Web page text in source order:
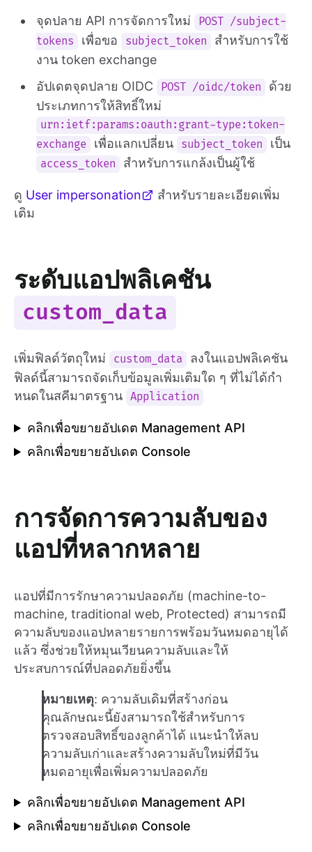
จุดปลาย API การจัดการใหม่
POST /subject-
tokens
เพื่อขอ subject_token
สำหรับการใช้
งาน token exchange
อัปเดตจุดปลาย OIDC
POST /oidc/token
ด้วย
ประเภทการให้สิทธิ์ใหม่
urn:ietf:params:oauth:grant-type:token-
exchange
เพื่อแลกเปลี่ยน subject_token เป็น
access_token สำหรับการแกล้งเป็นผู้ใช้
ดู User impersonation
สำหรับรายละเอียดเพิ่ม
เติม
ระดับแอปพลิเคชัน
custom_data
เพิ่มฟิลด์วัตถุใหม่ custom_data
ลงในแอปพลิเคชัน
ฟิลด์นี้สามารถจัดเก็บข้อมูลเพิ่มเติมใด ๆ ที่ไม่ได้กำ
หนดในสคีมาตรฐาน Application
คลิกเพื่อขยายอัปเดต Management API
คลิกเพื่อขยายอัปเดต Console
การจัดการความลับของ
แอปที่หลากหลาย
แอปที่มีการรักษาความปลอดภัย (machine-to-
machine, traditional web, Protected) สามารถมี
ความลับของแอปหลายรายการพร้อมวันหมดอายุได้
แล้ว ซึ่งช่วยให้หมุนเวียนความลับและให้
ประสบการณ์ที่ปลอดภัยยิ่งขึ้น
หมายเหตุ: ความลับเดิมที่สร้างก่อน
คุณลักษณะนี้ยังสามารถใช้สำหรับการ
ตรวจสอบสิทธิ์ของลูกค้าได้ แนะนำให้ลบ
ความลับเก่าและสร้างความลับใหม่ที่มีวัน
หมดอายุเพื่อเพิ่มความปลอดภัย
คลิกเพื่อขยายอัปเดต Management API
คลิกเพื่อขยายอัปเดต Console